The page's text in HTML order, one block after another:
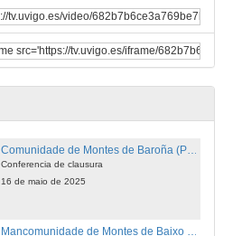
16 de maio de 2025
Comunidade de Montes, Carballo Friol o Rosal
Comunidade de Montes de Baroña (Porto do Son)
Conferencia de clausura
16 de maio de 2025